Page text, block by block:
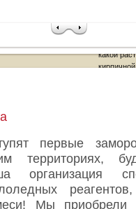
какой
первые
организация
Мы приобрели